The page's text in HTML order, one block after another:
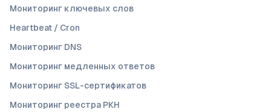
Мониторинг ключевых слов
Heartbeat / Cron
Мониторинг DNS
Мониторинг медленных ответов
Мониторинг SSL-сертификатов
Мониторинг реестра РКН